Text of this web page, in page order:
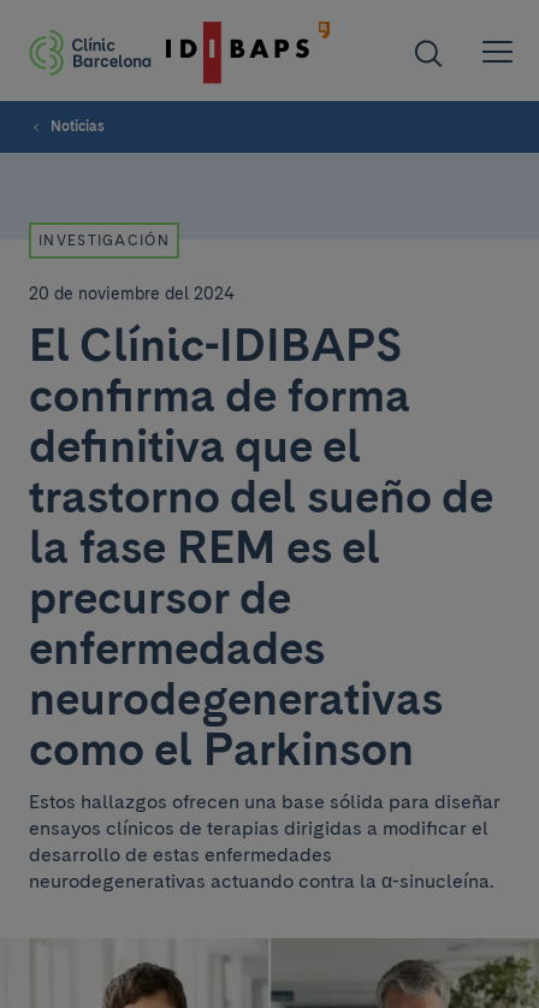
Noticias
INVESTIGACIÓN
20 de noviembre del 2024
El Clínic-IDIBAPS
confirma de forma
definitiva que el
trastorno del sueño de
la fase REM es el
precursor de
enfermedades
neurodegenerativas
como el Parkinson
Estos hallazgos ofrecen una base sólida para diseñar
ensayos clínicos de terapias dirigidas a modificar el
desarrollo de estas enfermedades
neurodegenerativas actuando contra la α-sinucleína.